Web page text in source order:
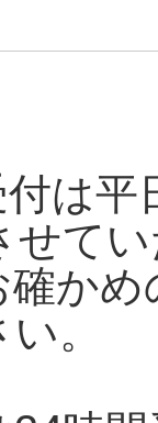
は
せて
か
。